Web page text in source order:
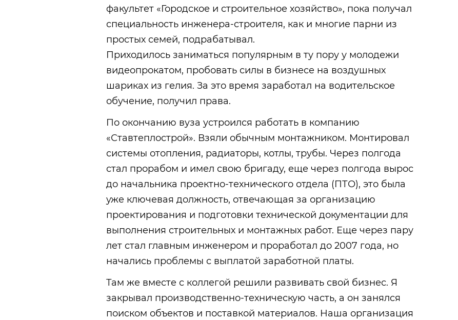
факультет «Городское и строительное хозяйство», пока получал
специальность инженера-строителя, как и многие парни из
простых семей, подрабатывал.
Приходилось заниматься популярным в ту пору у молодежи
видеопрокатом, пробовать силы в бизнесе на воздушных
шариках из гелия. За это время заработал на водительское
обучение, получил права.
По окончанию вуза устроился работать в компанию
«Ставтеплострой». Взяли обычным монтажником. Монтировал
системы отопления, радиаторы, котлы, трубы. Через полгода
стал прорабом и имел свою бригаду, еще через полгода вырос
до начальника проектно-технического отдела (ПТО), это была
уже ключевая должность, отвечающая за организацию
проектирования и подготовки технической документации для
выполнения строительных и монтажных работ. Еще через пару
лет стал главным инженером и проработал до 2007 года, но
начались проблемы с выплатой заработной платы.
Там же вместе с коллегой решили развивать свой бизнес. Я
закрывал производственно-техническую часть, а он занялся
поиском объектов и поставкой материалов. Наша организация